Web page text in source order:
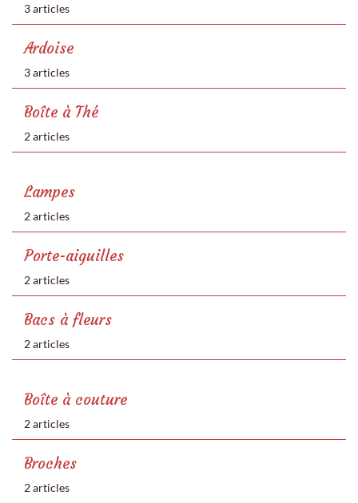
3 articles
Ardoise
3 articles
Boîte à Thé
2 articles
Lampes
2 articles
Porte-aiguilles
2 articles
Bacs à fleurs
2 articles
Boîte à couture
2 articles
Broches
2 articles